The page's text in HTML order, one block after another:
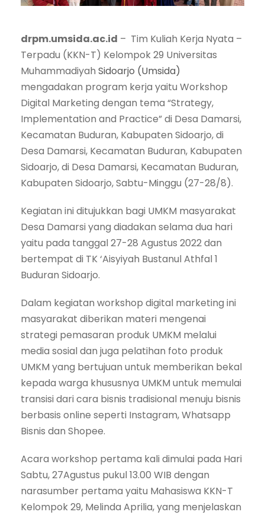
drpm.umsida.ac.id – Tim Kuliah Kerja Nyata –
Terpadu (KKN-T) Kelompok 29 Universitas
Muhammadiyah Sidoarjo (Umsida)
mengadakan program kerja yaitu Workshop
Digital Marketing dengan tema “Strategy,
Implementation and Practice” di Desa Damarsi,
Kecamatan Buduran, Kabupaten Sidoarjo, di
Desa Damarsi, Kecamatan Buduran, Kabupaten
Sidoarjo, di Desa Damarsi, Kecamatan Buduran,
Kabupaten Sidoarjo, Sabtu-Minggu (27-28/8).
Kegiatan ini ditujukkan bagi UMKM masyarakat
Desa Damarsi yang diadakan selama dua hari
yaitu pada tanggal 27-28 Agustus 2022 dan
bertempat di TK ‘Aisyiyah Bustanul Athfal 1
Buduran Sidoarjo.
Dalam kegiatan workshop digital marketing ini
masyarakat diberikan materi mengenai
strategi pemasaran produk UMKM melalui
media sosial dan juga pelatihan foto produk
UMKM yang bertujuan untuk memberikan bekal
kepada warga khususnya UMKM untuk memulai
transisi dari cara bisnis tradisional menuju bisnis
berbasis online seperti Instagram, Whatsapp
Bisnis dan Shopee.
Acara workshop pertama kali dimulai pada Hari
Sabtu, 27Agustus pukul 13.00 WIB dengan
narasumber pertama yaitu Mahasiswa KKN-T
Kelompok 29, Melinda Aprilia, yang menjelaskan